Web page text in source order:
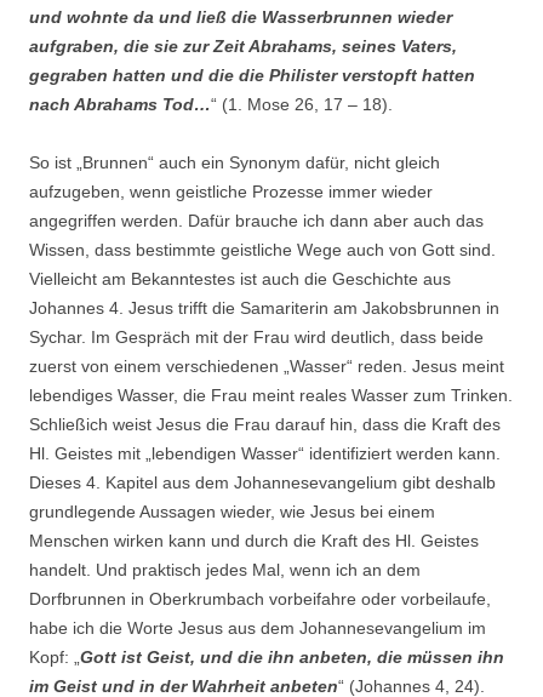
und wohnte da und ließ die Wasserbrunnen wieder
aufgraben, die sie zur Zeit Abrahams, seines Vaters,
gegraben hatten und die die Philister verstopft hatten
nach Abrahams Tod…“ (1. Mose 26, 17 – 18).
So ist „Brunnen“ auch ein Synonym dafür, nicht gleich
aufzugeben, wenn geistliche Prozesse immer wieder
angegriffen werden. Dafür brauche ich dann aber auch das
Wissen, dass bestimmte geistliche Wege auch von Gott sind.
Vielleicht am Bekanntestes ist auch die Geschichte aus
Johannes 4. Jesus trifft die Samariterin am Jakobsbrunnen in
Sychar. Im Gespräch mit der Frau wird deutlich, dass beide
zuerst von einem verschiedenen „Wasser“ reden. Jesus meint
lebendiges Wasser, die Frau meint reales Wasser zum Trinken.
Schließich weist Jesus die Frau darauf hin, dass die Kraft des
Hl. Geistes mit „lebendigen Wasser“ identifiziert werden kann.
Dieses 4. Kapitel aus dem Johannesevangelium gibt deshalb
grundlegende Aussagen wieder, wie Jesus bei einem
Menschen wirken kann und durch die Kraft des Hl. Geistes
handelt. Und praktisch jedes Mal, wenn ich an dem
Dorfbrunnen in Oberkrumbach vorbeifahre oder vorbeilaufe,
habe ich die Worte Jesus aus dem Johannesevangelium im
Kopf: „ Gott ist Geist, und die ihn anbeten, die müssen ihn
im Geist und in der Wahrheit anbeten“ (Johannes 4, 24).